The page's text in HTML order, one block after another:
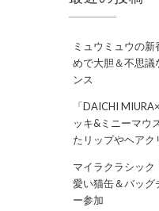
ミュウミュウの新
めで大胆＆不思議
ンス
「DAICHI
ッキ&ミニーマウ
たリップやヘアク
マイラクラシック
愛い猫缶＆バッグ
ー参加